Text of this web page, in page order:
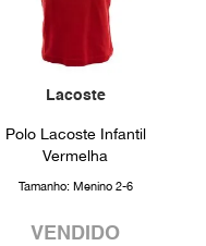
Lacoste
Polo Lacoste Infantil
Vermelha
Tamanho: Menino 2-6
VENDIDO